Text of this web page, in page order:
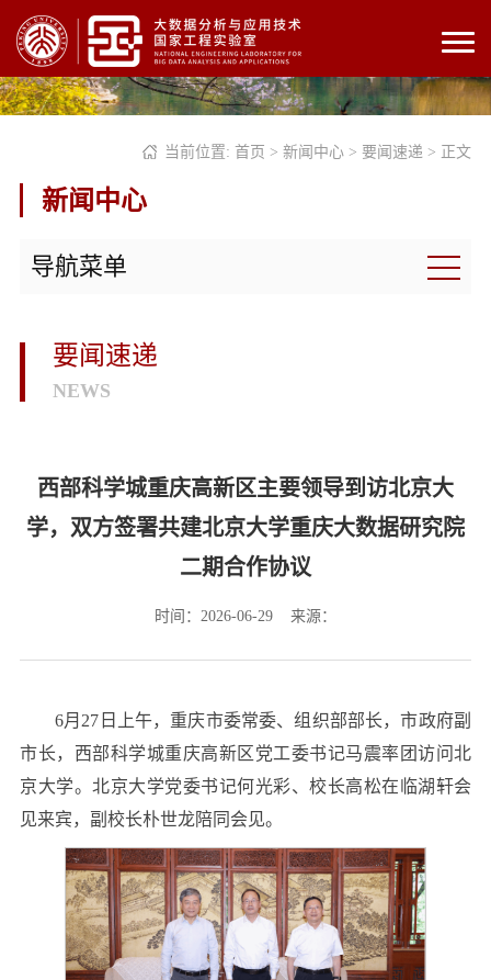
当前位置: 首页 > 新闻中心 > 要闻速递 > 正文
新闻中心
导航菜单
要闻速递
NEWS
西部科学城重庆高新区主要领导到访北京大
学，双方签署共建北京大学重庆大数据研究院
二期合作协议
时间：2026-06-29 来源：
6月27日上午，重庆市委常委、组织部部长，市政府副
市长，西部科学城重庆高新区党工委书记马震率团访问北
京大学。北京大学党委书记何光彩、校长高松在临湖轩会
见来宾，副校长朴世龙陪同会见。